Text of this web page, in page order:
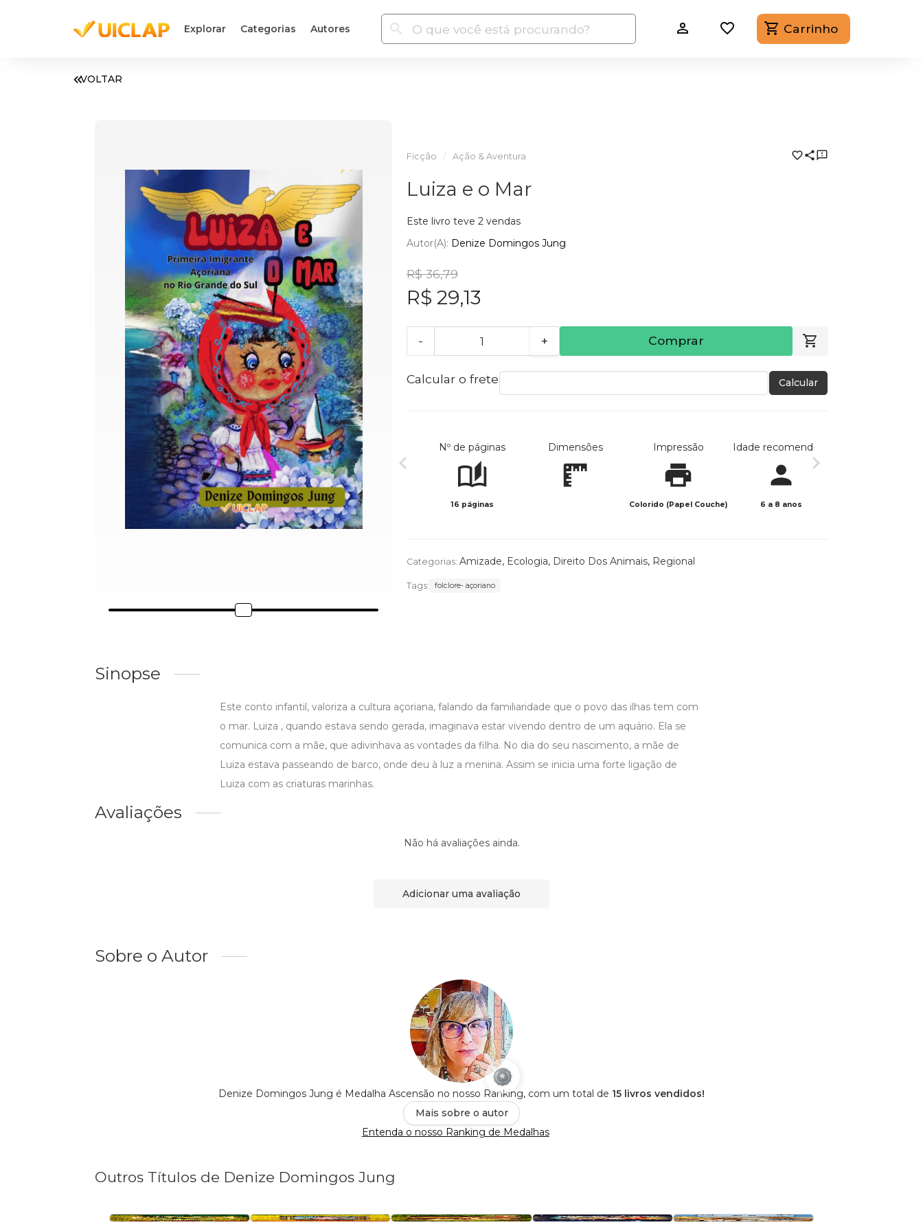
Explorar Categorias Autores Carrinho
VOLTAR
Ficção Ação & Aventura
Luiza e o Mar
Este livro teve 2 vendas
Autor(a): Denize Domingos Jung
R$ 36,79
R$ 29,13
- + Comprar
Calcular o frete Calcular
Nº de páginas
16 páginas
Dimensões Impressão
Colorido (Papel Couche)
Idade recomendada
6 a 8 anos
Categorias: Amizade, Ecologia, Direito Dos Animais, Regional
Tags: folclore- açoriano
Sinopse
Este conto infantil, valoriza a cultura açoriana, falando da familiaridade que o povo das ilhas tem com
o mar. Luiza , quando estava sendo gerada, imaginava estar vivendo dentro de um aquário. Ela se
comunica com a mãe, que adivinhava as vontades da filha. No dia do seu nascimento, a mãe de
Luiza estava passeando de barco, onde deu à luz a menina. Assim se inicia uma forte ligação de
Luiza com as criaturas marinhas.
Avaliações
Não há avaliações ainda.
Adicionar uma avaliação
Sobre o Autor
Denize Domingos Jung é Medalha Ascensão no nosso Ranking, com um total de 15 livros vendidos!
Mais sobre o autor
Entenda o nosso Ranking de Medalhas
Outros Títulos de Denize Domingos Jung